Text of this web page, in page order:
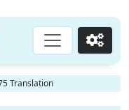
Go
Translation